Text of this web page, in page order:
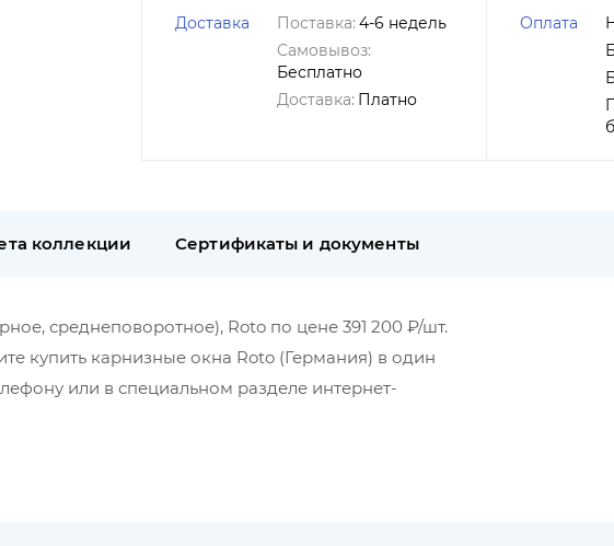
Доставка Поставка: 4-6 недель
Самовывоз:
Бесплатно
Доставка: Платно
Оплата
коллекции Сертификаты и документы
среднеповоротное), Roto по цене 391 200 ₽/шт.
купить карнизные окна Roto (Германия) в один
или в специальном разделе интернет-